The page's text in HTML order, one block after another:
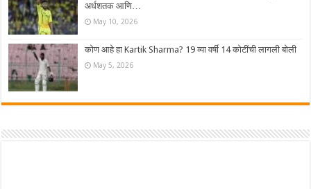
अर्धशतक आणि…
May 10, 2026
कोण आहे हा Kartik Sharma? 19 व्या वर्षी 14 कोटींची लागली बोली
May 5, 2026